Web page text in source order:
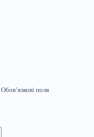
Обов’язкові поля